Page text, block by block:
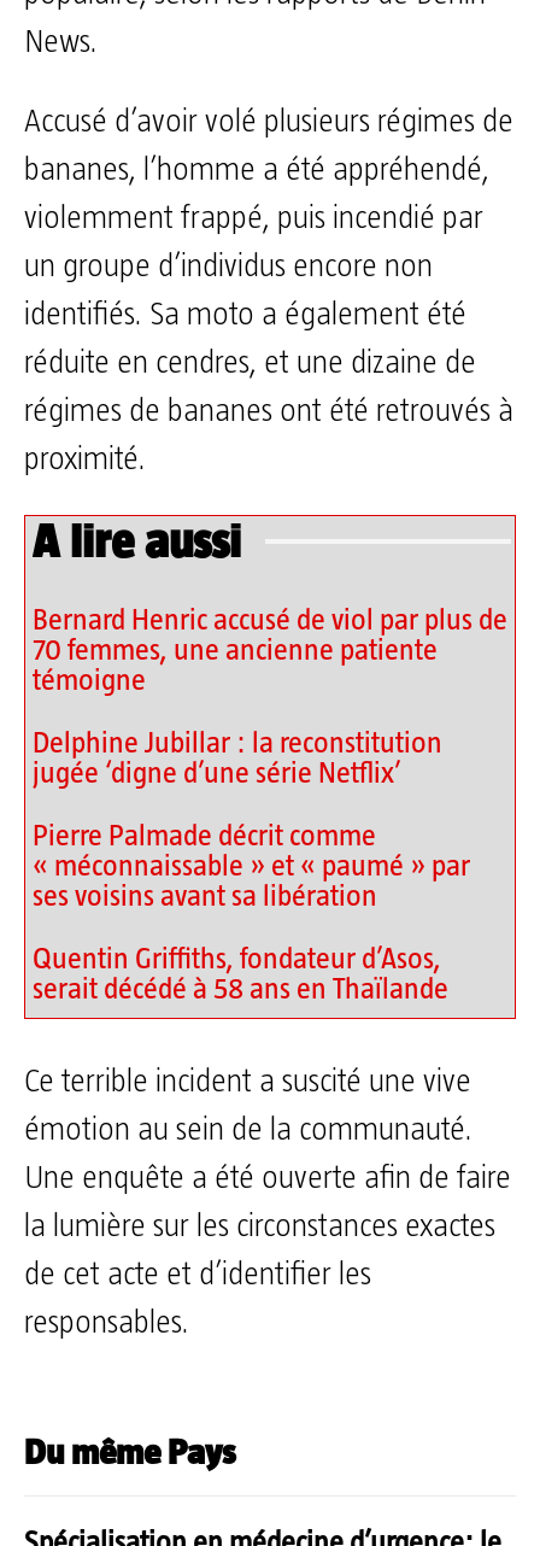
News.
Accusé d’avoir volé plusieurs régimes de
bananes, l’homme a été appréhendé,
violemment frappé, puis incendié par
un groupe d’individus encore non
identifiés. Sa moto a également été
réduite en cendres, et une dizaine de
régimes de bananes ont été retrouvés à
proximité.
A lire aussi
Bernard Henric accusé de viol par plus de
70 femmes, une ancienne patiente
témoigne
Delphine Jubillar : la reconstitution
jugée ‘digne d’une série Netflix’
Pierre Palmade décrit comme
« méconnaissable » et « paumé » par
ses voisins avant sa libération
Quentin Griffiths, fondateur d’Asos,
serait décédé à 58 ans en Thaïlande
Ce terrible incident a suscité une vive
émotion au sein de la communauté.
Une enquête a été ouverte afin de faire
la lumière sur les circonstances exactes
de cet acte et d’identifier les
responsables.
Du même Pays